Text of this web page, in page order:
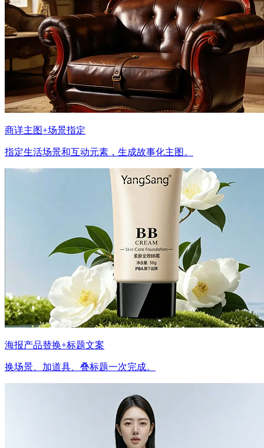
商详主图+场景指定
指定生活场景和互动元素，生成故事化主图。
海报产品替换+标题文案
换场景、加道具、叠标题一次完成。